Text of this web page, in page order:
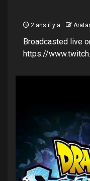
2 ans il y a
Broadcasted live
https://